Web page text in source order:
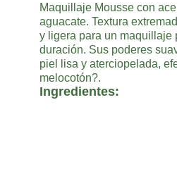
Maquillaje Mousse con
aguacate. Textura
y ligera para un maquillaje
duración. Sus poderes
piel lisa y aterciopelada,
melocotón?.
Ingredientes: